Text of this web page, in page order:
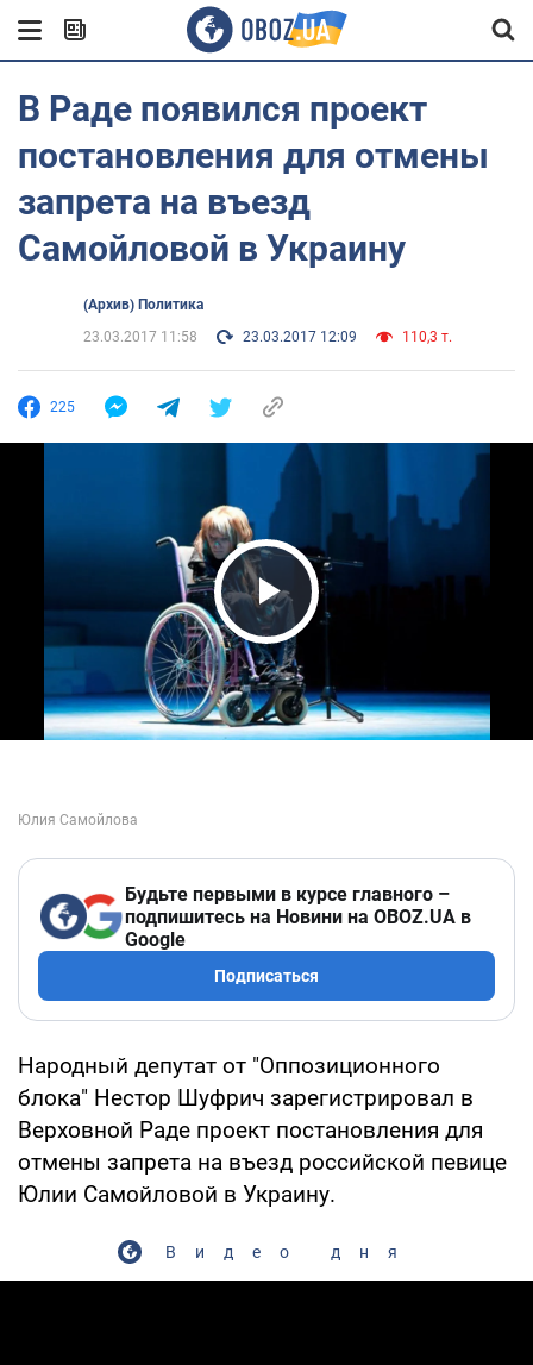
В Раде появился проект
постановления для отмены
запрета на въезд
Самойловой в Украину
(Архив) Политика
23.03.2017 11:58
23.03.2017 12:09 110,3 т.
225
Play Video
Будьте первыми в курсе главного –
подпишитесь на Новини на OBOZ.UA в
Google
Подписаться
Народный депутат от "Оппозиционного
блока" Нестор Шуфрич зарегистрировал в
Верховной Раде проект постановления для
отмены запрета на въезд российской певице
Юлии Самойловой в Украину.
Видео дня